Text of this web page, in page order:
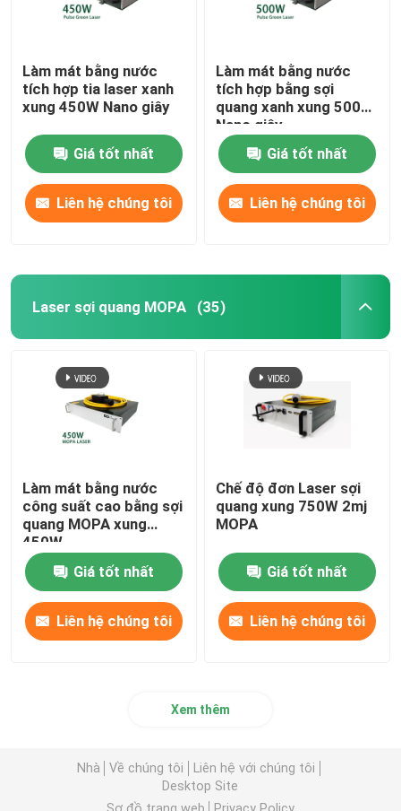
Làm mát bằng nước
tích hợp tia laser xanh
xung 450W Nano giây
Giá tốt nhất
Liên hệ chúng tôi
Làm mát bằng nước
tích hợp bằng sợi
quang xanh xung 500W
Nano giây
Giá tốt nhất
Liên hệ chúng tôi
Laser sợi quang MOPA (35)
Làm mát bằng nước
công suất cao bằng sợi
quang MOPA xung
450W
Giá tốt nhất
Liên hệ chúng tôi
Chế độ đơn Laser sợi
quang xung 750W 2mj
MOPA
Giá tốt nhất
Liên hệ chúng tôi
Xem thêm
Nhà Về chúng tôi
Liên hệ với chúng tôi
Desktop Site
Sơ đồ trang web
Privacy Policy